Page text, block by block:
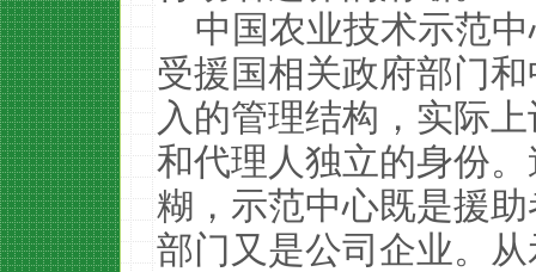
中国农业技术示范
受援国相关政府部门
入的管理结构，实际
和代理人独立的身份
糊，示范中心既是援
部门又是公司企业。